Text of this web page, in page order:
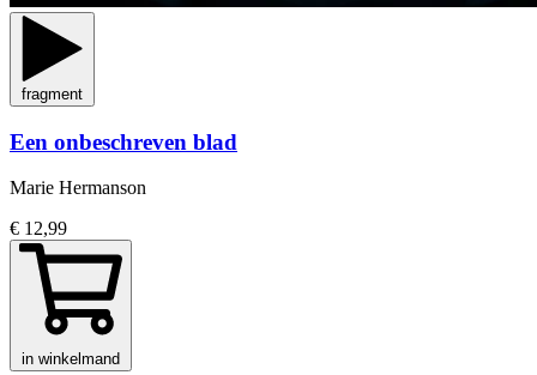
fragment
Een onbeschreven blad
Marie Hermanson
€ 12,99
in winkelmand